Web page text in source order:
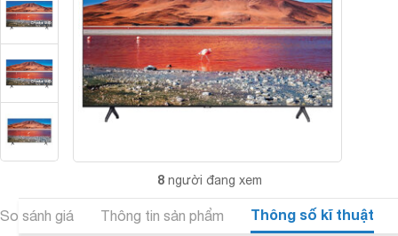
8 người đang xem
So sánh giá Thông tin sản phẩm Thông số kĩ thuật